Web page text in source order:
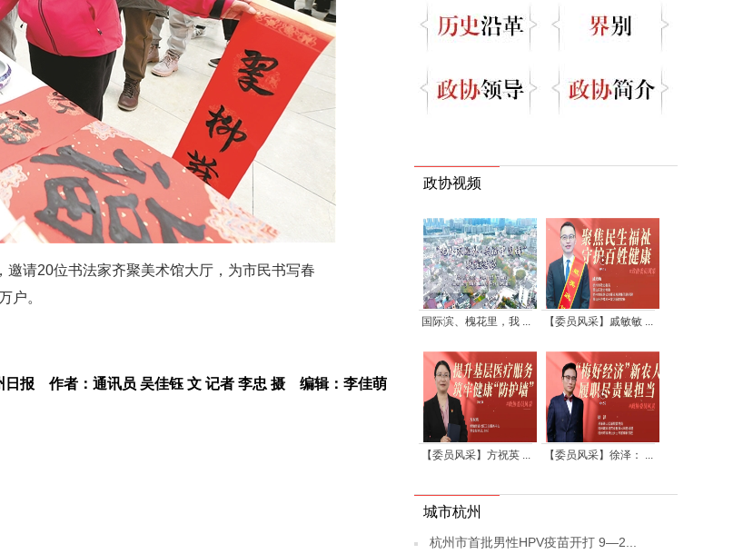
邀请20位书法家齐聚美术馆大厅，为市民书写春
户。
日报 作者：通讯员 吴佳钰 文 记者 李忠 摄 编辑：李佳萌
政协视频
国际滨、槐花里，我 ... 【委员风采】戚敏敏 ...
【委员风采】方祝英 ... 【委员风采】徐泽： ...
城市杭州
杭州市首批男性HPV疫苗开打 9—2...